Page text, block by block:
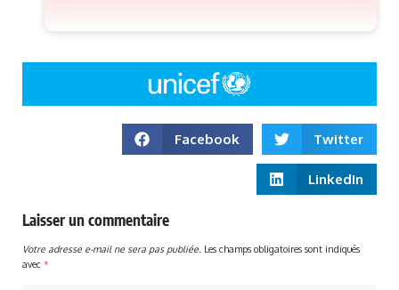
Facebook Twitter
LinkedIn
Laisser un commentaire
Votre adresse e-mail ne sera pas publiée. Les champs obligatoires sont indiqués
avec *